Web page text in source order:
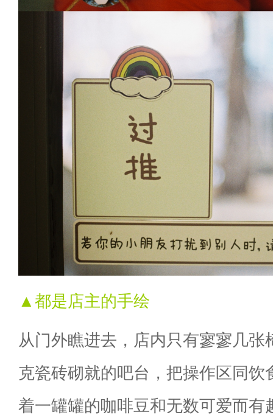
▲都是店主的手绘
从门外瞧进去，店内只有寥寥几张
克瓷砖砌就的吧台，把操作区同饮
着一罐罐的咖啡豆和无数可爱而有